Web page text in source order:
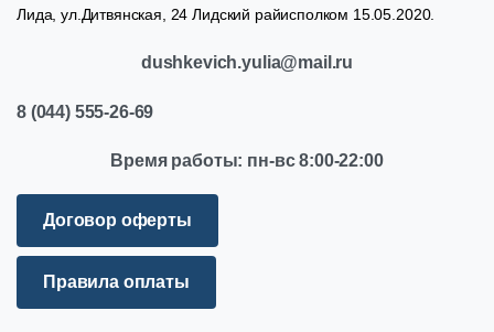
Лида, ул.Дитвянская, 24 Лидский райисполком 15.05.2020.
dushkevich.yulia@mail.ru
8 (044) 555-26-69
Время работы: пн-вс 8:00-22:00
Договор оферты
Правила оплаты